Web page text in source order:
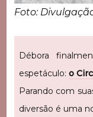
Foto:
Débora
espetáculo: o
Parando com
diversão é uma